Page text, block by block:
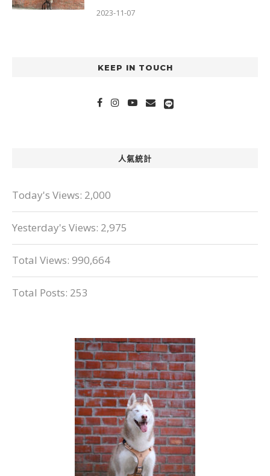
2023-11-07
KEEP IN TOUCH
人氣統計
Today's Views: 2,000
Yesterday's Views: 2,975
Total Views: 990,664
Total Posts: 253